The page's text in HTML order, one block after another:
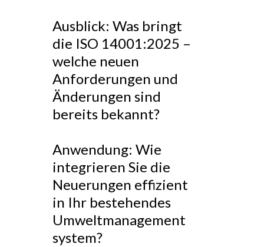
Ausblick: Was bringt
die ISO 14001:2025 –
welche neuen
Anforderungen und
Änderungen sind
bereits bekannt?
Anwendung: Wie
integrieren Sie die
Neuerungen effizient
in Ihr bestehendes
Umweltmanagement
system?